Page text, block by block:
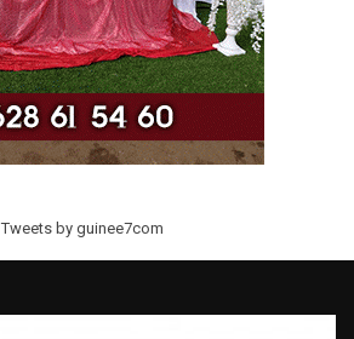
Tweets by guinee7com